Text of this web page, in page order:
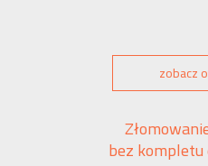
zobacz
bez